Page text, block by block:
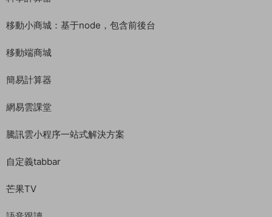
移動小商城：基于node，包含前後台
移動端商城
簡易計算器
網易雲課堂
騰訊雲小程序一站式解決方案
自定義tabbar
芒果TV